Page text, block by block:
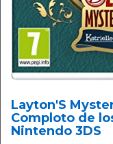
Layton'S
Comploto de
Nintendo 3DS